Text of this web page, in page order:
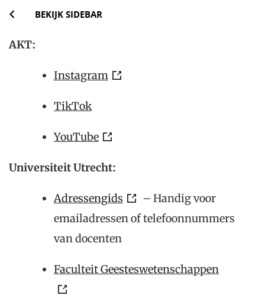
BEKIJK SIDEBAR
AKT:
Instagram
TikTok
YouTube
Universiteit Utrecht:
Adressengids
– Handig voor
emailadressen of telefoonnummers
van docenten
Faculteit Geesteswetenschappen